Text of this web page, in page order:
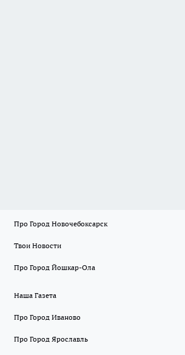
Про Город Новочебоксарск
Твои Новости
Про Город Йошкар-Ола
Наша Газета
Про Город Иваново
Про Город Ярославль